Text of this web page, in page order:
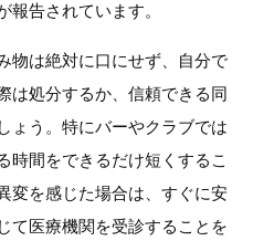
報告されています。
物は絶対に口にせず、自分で
は処分するか、信頼できる同
ょう。特にバーやクラブでは
時間をできるだけ短くするこ
変を感じた場合は、すぐに安
て医療機関を受診することを